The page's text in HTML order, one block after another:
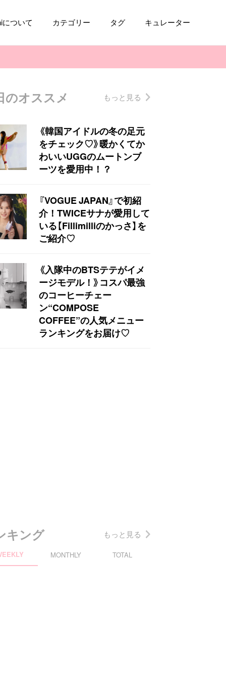
ついて カテゴリー タグ キュレーター
のオススメ もっと見る
《韓国アイドルの冬の足元
をチェック♡》暖かくてか
わいいUGGのムートンブ
ーツを愛用中！？
『VOGUE JAPAN』で初紹
介！TWICEサナが愛用して
いる【Fillimilliのかっさ】を
ご紹介♡
《入隊中のBTSテテがイメ
ージモデル！》コスパ最強
のコーヒーチェー
ン“COMPOSE
COFFEE”の人気メニュー
ランキングをお届け♡
キング もっと見る
MONTHLY TOTAL